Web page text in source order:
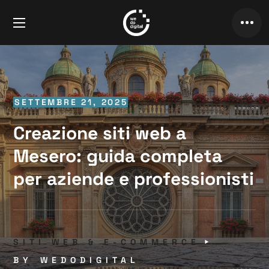
SETTEMBRE 21, 2025
Creazione siti web a
Mesero: guida completa
per aziende e professionisti
SITI WEB & E-COMMERCE
BYWEDODIGITAL